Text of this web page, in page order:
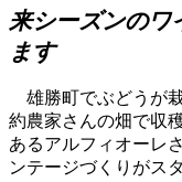
来シーズンのワ
ます
雄勝町でぶどうが
約農家さんの畑で収
あるアルフィオーレ
ンテージづくりがス